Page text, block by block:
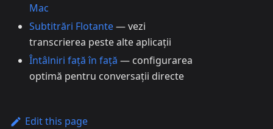
Mac
Subtitrări Flotante— vezi
transcrierea peste alte aplicații
Întâlniri față în față — configurarea
optimă pentru conversații directe
Edit this page